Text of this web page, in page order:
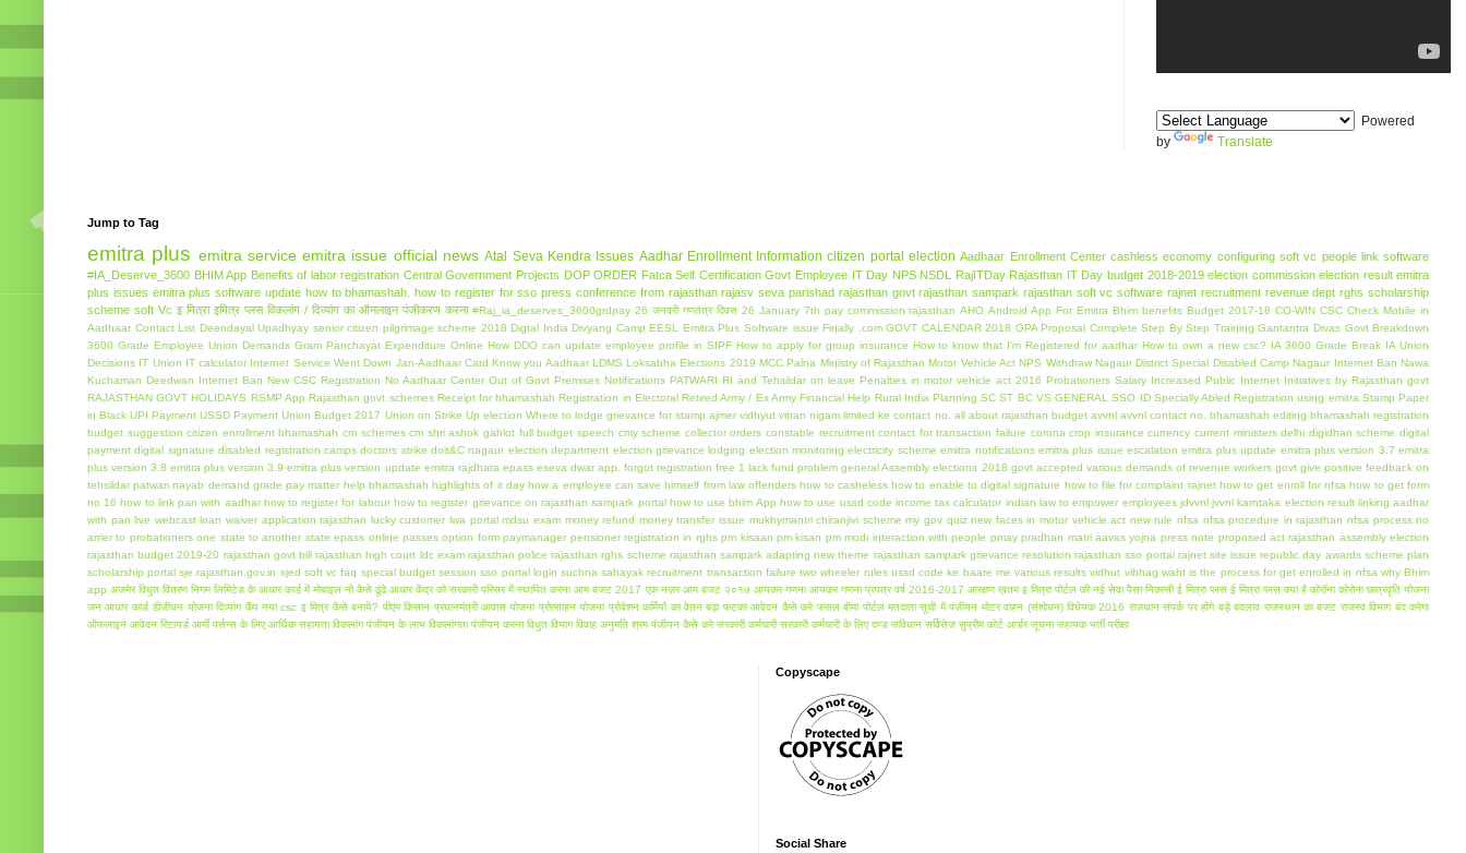
Powered
by
Translate
Jump to Tag
emitra plus emitra service emitra issue official news Atal Seva Kendra Issues Aadhar Enrollment Information citizen portal election Aadhaar Enrollment Center cashless economy configuring soft vc people link software
#IA_Deserve_3600 BHIM App Benefits of labor registration Central Government Projects DOP ORDER Fatca Self Certification Govt Employee IT Day NPS NSDL RajITDay Rajasthan IT Day budget 2018-2019 election commission election result emitra
plus issues emitra plus software update how to bhamashah. how to register for sso press conference from rajasthan rajasv seva parishad rajasthan govt rajasthan sampark rajasthan soft vc software rajnet recruitment revenue dept rghs scholarship
scheme soft Vc इ मित्रा इमित्र प्लस विकलांग / दिव्यांग का ऑनलाइन पंजीकरण करना #Raj_ia_deserves_3600grdpay 26 जनवरी गणतंत्र दिवस 26 January 7th pay commission rajasthan AHO Android App For Emitra Bhim benefits Budget 2017-18 CO-WIN CSC Check Mobile in
Aadhaar Contact List Deendayal Upadhyay senior citizen pilgrimage scheme 2018 Digtal India Divyang Camp EESL Emitra Plus Software issue Finally .com GOVT CALENDAR 2018 GPA Proposal Complete Step By Step Training Gantantra Divas Govt Breakdown
3600 Grade Employee Union Demands Gram Panchayat Expenditure Online How DDO can update employee profile in SIPF How to apply for group insurance How to know that I'm Registered for aadhar How to own a new csc? IA 3600 Grade Break IA Union
Decisions IT Union IT calculator Internet Service Went Down Jan-Aadhaar Card Know you Aadhaar LDMS Loksabha Elections 2019 MCC Palna Ministry of Rajasthan Motor Vehicle Act NPS Withdraw Nagaur District Special Disabled Camp Nagaur Internet Ban Nawa
Kuchaman Deedwan Internet Ban New CSC Registration No Aadhaar Center Out of Govt Premises Notifications PATWARI RI and Tehsildar on leave Penalties in motor vehicle act 2016 Probationers Salary Increased Public Internet Initiatives by Rajasthan govt
RAJASTHAN GOVT HOLIDAYS RSMP App Rajasthan govt schemes Receipt for bhamashah Registration in Electoral Retired Army / Ex Army Financial Help Rural India Planning SC ST BC VS GENERAL SSO ID Specially Abled Registration using emitra Stamp Paper
in Black UPI Payment USSD Payment Union Budget 2017 Union on Strike Up election Where to lodge grievance for stamp ajmer vidhyut vitran nigam limited ke contact no. all about rajasthan budget avvnl avvnl contact no. bhamashah editing bhamashah registration
budget suggestion citizen enrollment bhamashah cm schemes cm shri ashok gahlot full budget speech cmy scheme collector orders constable recruitment contact for transaction failure corona crop insurance currency current ministers delhi digidhan scheme digital
payment digital signature disabled registration camps doctors strike doit&C nagaur election department election grievance lodging election monitoring electricity scheme emitra notifications emitra plus issue escalation emitra plus update emitra plus version 3.7 emitra
plus version 3.8 emitra plus version 3.9 emitra plus version update emitra rajdhara epass eseva dwar app. forgot registration free 1 lack fund problem general Assembly elections 2018 govt accepted various demands of revenue workers govt give positive feedback on
tehsildar patwari nayab demand grade pay matter help bhamashah highlights of it day how a employee can save himself from law offenders how to casheless how to enable to digital signature how to file for complaint rajnet how to get enroll for nfsa how to get form
no 16 how to link pan with aadhar how to register for labour how to register grievance on rajasthan sampark portal how to use bhim App how to use ussd code income tax calculator indian law to empower employees jdvvnl jvvnl karntaka election result linking aadhar
with pan live webcast loan waiver application rajasthan lucky customer lwa portal mdsu exam money refund money transfer issue mukhymantri chiranjivi scheme my gov quiz new faces in motor vehicle act new rule nfsa nfsa procedure in rajasthan nfsa process no
arrier to probationers one state to another state epass online passes option form paymanager pensioner registration in rghs pm kisaan pm kisan pm modi interaction with people pmay pradhan matri aavas yojna press note proposed act rajasthan assembly election
rajasthan budget 2019-20 rajasthan govt bill rajasthan high court ldc exam rajasthan police rajasthan rghs scheme rajasthan sampark adapting new theme rajasthan sampark grievance resolution rajasthan sso portal rajnet site issue republic day awards scheme plan
scholarship portal sje.rajasthan.gov.in sjed soft vc faq special budget session sso portal login suchna sahayak recruitment transaction failure two wheeler rules ussd code ke baare me various results vidhut vibhag waht is the process for get enrolled in nfsa why Bhim
app अजमेर विधुत वितरण निगम लिमिटेड के आधार कार्ड में मोबाइल नो कैसे ढूंढे आधार केंद्र को सरकारी परिसर में स्थापित करना आम बजट 2017 एक नज़र आम बजट २०१७ आयकर गणना आयकर गणना प्रपत्र वर्ष 2016-2017 आरक्षण ख़तम इ मित्रा पोर्टल की नई सेवा पैसा निकासी ई मित्रा प्लस ई मित्रा प्लस क्या है कोरॉना कोरोना छात्रवृति योजना
जन आधार कार्ड डीजीधन योजना दिव्यांग कैंप नया csc इ मित्र कैसे बनाये? पीएम किसान प्रधानमंत्री आवास योजना प्रोत्साहन योजना प्रोबेशन कर्मियों का वेतन बढ़ा फटका आवेदन कैसे करे फसल बीमा पोर्टल मतदाता सूची में पंजीयन मोटर वाहन (संशोधन) विधेयक 2016 राजथान संपर्क पर होंगे बड़े बदलाव राजस्थान का बजट राजस्व विभाग बंद करेगा
ऑफलाइन आवेदन रिटायर्ड आर्मी पर्सन्स के लिए आर्थिक सहायता विकलांग पंजीयन के लाभ विकलांगता पंजीयन करना विधुत विभाग विवाह अनुमति श्रम पंजीयन कैसे करे सरकारी कर्मचारी सरकारी कर्मचारी के लिए दण्ड सविधान सर्विसेज सुप्रीम कोर्ट आर्डर सूचना सहायक भर्ती परीक्षा
Copyscape
Social Share